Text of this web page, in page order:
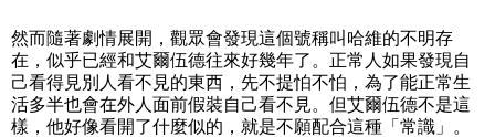
然而隨著劇情展開，觀眾會發現這個號稱叫哈維的不明存
在，似乎已經和艾爾伍德往來好幾年了。正常人如果發現自
己看得見別人看不見的東西，先不提怕不怕，為了能正常生
活多半也會在外人面前假裝自己看不見。但艾爾伍德不是這
樣，他好像看開了什麼似的，就是不願配合這種「常識」。